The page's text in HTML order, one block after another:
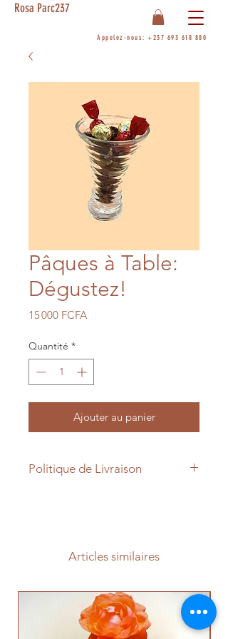
Rosa Parc237
Appelez-nous: +237 693 618 880
Pâques à Table:
Dégustez!
15 000 FCFAPrix
Quantité *
Ajouter au panier
Politique de Livraison
Articles similaires